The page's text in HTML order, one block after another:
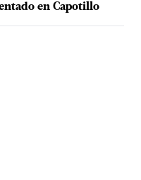
en Capotillo